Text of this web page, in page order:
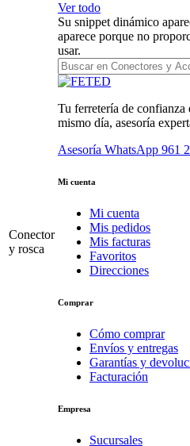
Conector
y rosca
Ver todo
Su snippet dinámico
aparece porque no
usar.
Tu ferretería de
mismo día, asesoría
Asesoría WhatsApp 961
Mi cuenta
Mi cuenta
Mis pedidos
Mis facturas
Favoritos
Direcciones
Comprar
Cómo comprar
Envíos y entregas
Garantías y
Facturación
Empresa
Sucursales